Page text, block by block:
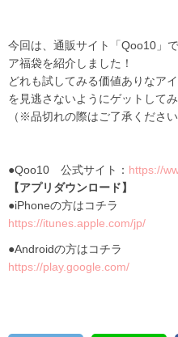
今回は、通販サイト「Qoo10 」
ア福袋を紹介しました！
どれも試してみる価値ありなア
を見逃さないようにゲットして
（※品切れの際はご了承ください
●Qoo10 公式サイト： https://
【アプリダウンロード】
●iPhoneの方はコチラ
https://itunes.apple.com/jp/
●Androidの方はコチラ
https://play.google.com/